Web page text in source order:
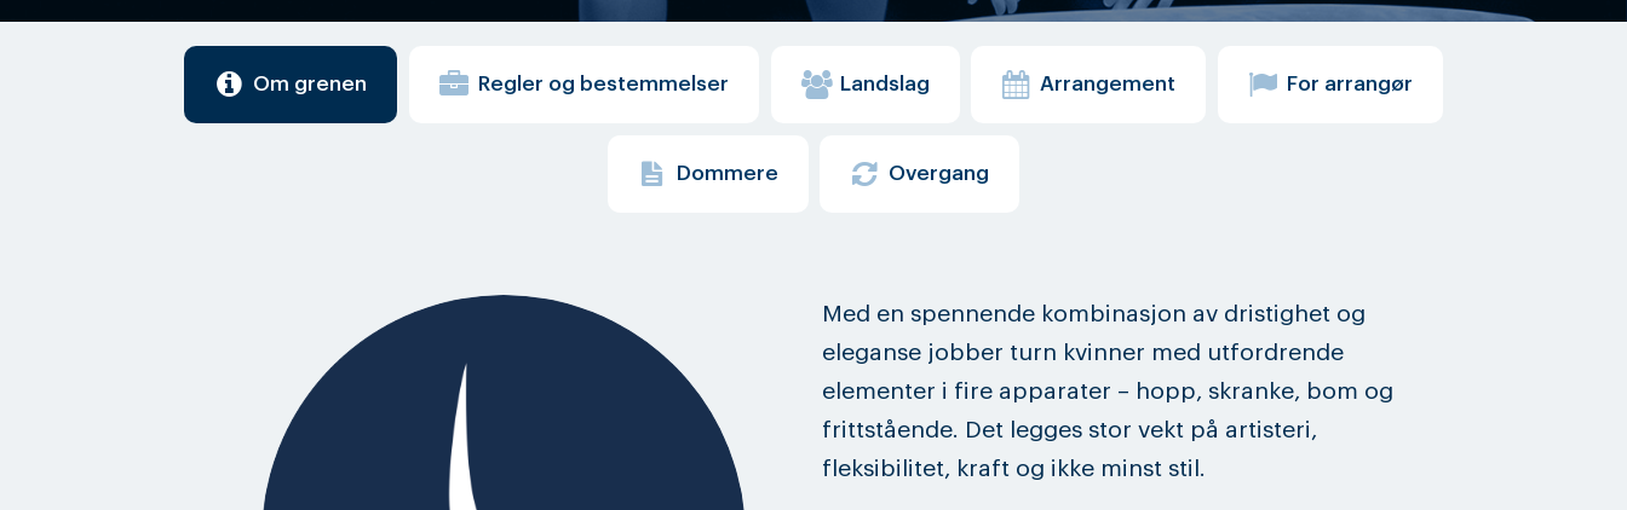
Om grenen Regler og bestemmelser Landslag Arrangement For arrangør
Dommere Overgang
Med en spennende kombinasjon av dristighet og
eleganse jobber turn kvinner med utfordrende
elementer i fire apparater – hopp, skranke, bom og
frittstående. Det legges stor vekt på artisteri,
fleksibilitet, kraft og ikke minst stil.